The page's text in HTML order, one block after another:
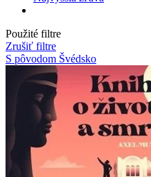
Použité filtre
Zrušiť filtre
S pôvodom Švédsko